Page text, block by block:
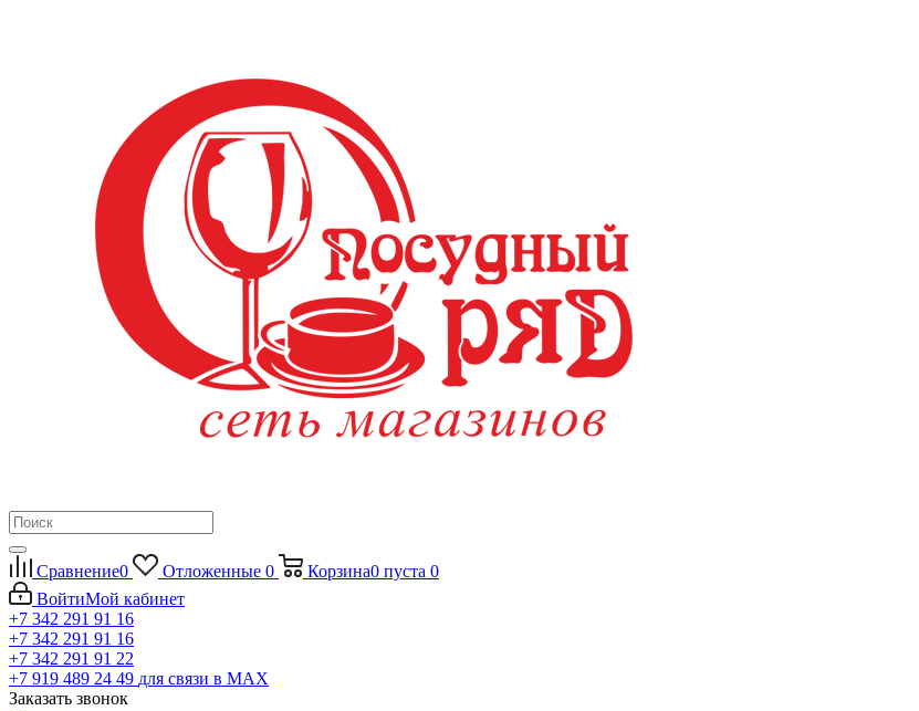
Сравнение0 Отложенные 0 Корзина0 пуста 0
ВойтиМой кабинет
+7 342 291 91 16
+7 342 291 91 16
+7 342 291 91 22
+7 919 489 24 49 для связи в МАХ
Заказать звонок